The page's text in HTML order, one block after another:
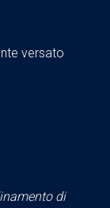
versato
di